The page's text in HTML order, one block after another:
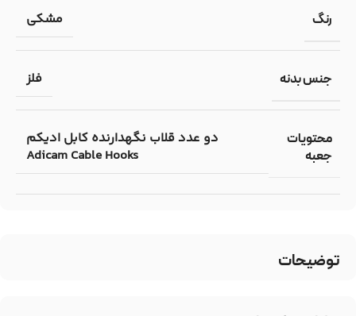
توضیحات
رنگ مشکی
جنس بدنه فلز
محتویات
جعبه
دو عدد قلاب نگهدارنده کابل ادیکم
Adicam Cable Hooks